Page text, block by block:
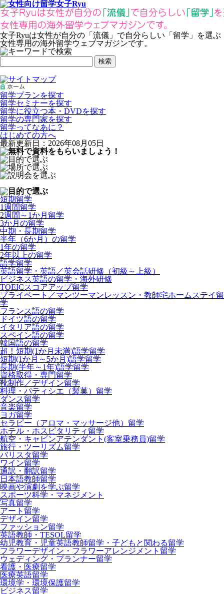
女子Ryuは女性が自分の 「流儀」 で自分らしい 「留学」
を選ぶ
女性専用の海外留学ウェブマガジンです。
検索
留学プランを探す
留学セミナーを探す
留学に役立つ本・DVDを探す
留学の専門家を探す
留学ってなあに？
はじめての方へ
最新更新日：2026年08月05日
短期留学
1週間留学
2週間～1か月留学
3か月の留学
中期・長期留学
半年（6か月）の留学
1年の留学
2年以上の留学
語学留学
英語留学・英語／英会話研修（初級～上級）
ビジネス英語の留学・海外研修
TOEICスコアアップ留学
プライベート／マンツーマンレッスン・教師宅ホームステイ留
学
フランス語の留学
ドイツ語の留学
イタリア語の留学
スペイン語の留学
韓国語の留学
超！短期(1か月未満)語学留学
短期(1か月～5か月)語学留学
長期(半年～1年)語学留学
資格取得・専門留学
靴制作／デザイン留学
料理・パティシエ（製菓）留学
ダンス留学
音楽留学
ヨガ留学
セラピー（アロマ・マッサージ他）留学
ホテル・ホスピタリティ留学
航空・キャビンアテンダント(客室乗務員)留学
旅行・ツーリズム留学
バリスタ留学
ワイン留学
通訳・翻訳留学
日本語教師留学
映画や演劇を学ぶ留学
スポーツ科学・マネジメント
写真留学
アート留学
デザイン留学
ファッション留学
英語教師・TESOL留学
幼児教育・児童英語教師留学・子どもと関わる留学
フラワーデザイン・フラワーアレンジメント留学
ウェディング・プランナー留学
看護・医療留学
医療英語留学
環境学・環境保護留学
ビジネス留学